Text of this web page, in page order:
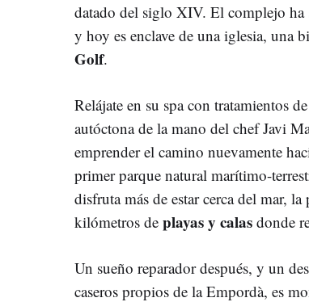
datado del siglo XIV. El complejo ha
y hoy es enclave de una iglesia, una
Golf.
Relájate en su spa con tratamientos
autóctona de la mano del chef Javi
emprender el camino nuevamente
primer parque natural marítimo-
disfruta más de estar cerca del mar,
kilómetros de playas y calas donde
Un sueño reparador después, y un
caseros propios de la Empordà, es